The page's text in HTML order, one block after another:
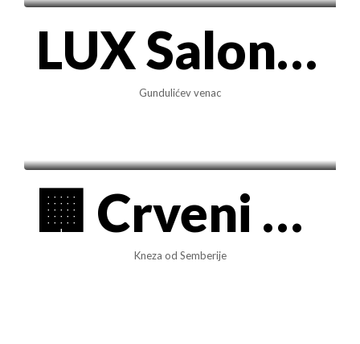
LUX Salonac sa podnim grejanjem – Gundulićev venac, 70m2.3.0.
Gundulićev venac
🏢 Crveni krst, 63m2 – Moderan 3.0. stan – Kneza od Semberije
Kneza od Semberije